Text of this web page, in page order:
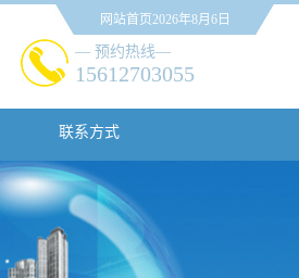
— 预约热线—
15612703055
网站首页2026年8月6日
联系方式